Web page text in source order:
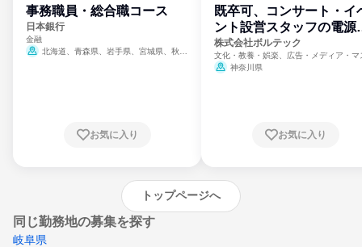
事務職員・総合職コース
日本銀行
金融
北海道、青森県、岩手県、宮城県、秋田
崎県、熊本県、大分県、宮崎県、鹿児島県、
お気に入り
既卒可、コンサート・イ
ント設営スタッフの電源
門
株式会社ボルテック
文化・教養・娯楽、広告・メディア・マ
ミ、電力・ガス・水道・エネルギー
神奈川県
お気に入り
トップページへ
同じ勤務地の募集を探す
岐阜県